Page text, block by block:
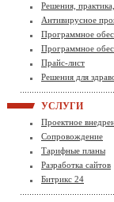
Решения,
Антивирусное
Программное
Программное
Прайс-лист
Решения для
УСЛУГИ
Проектное
Сопровождение
Тарифные планы
Разработка сайтов
Битрикс 24